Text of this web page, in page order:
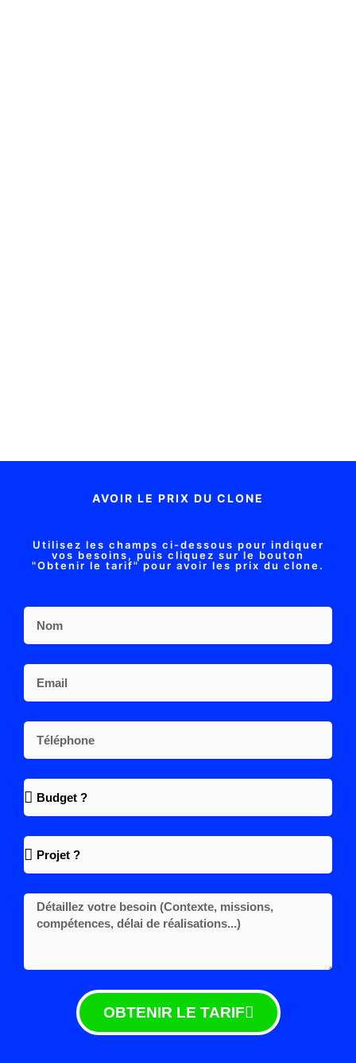
AVOIR LE PRIX DU CLONE
Utilisez les champs ci-dessous pour indiquer
vos besoins, puis cliquez sur le bouton
"Obtenir le tarif" pour avoir les prix du clone.
OBTENIR LE TARIF